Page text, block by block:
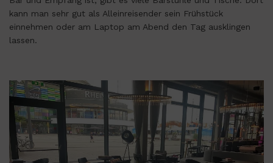
kann man sehr gut als Alleinreisender sein Frühstück
einnehmen oder am Laptop am Abend den Tag ausklingen
lassen.